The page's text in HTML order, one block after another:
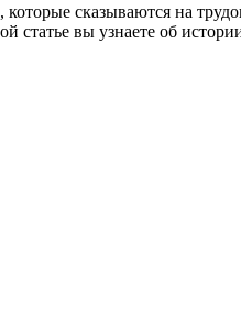
сказываются на
статье вы узнаете об